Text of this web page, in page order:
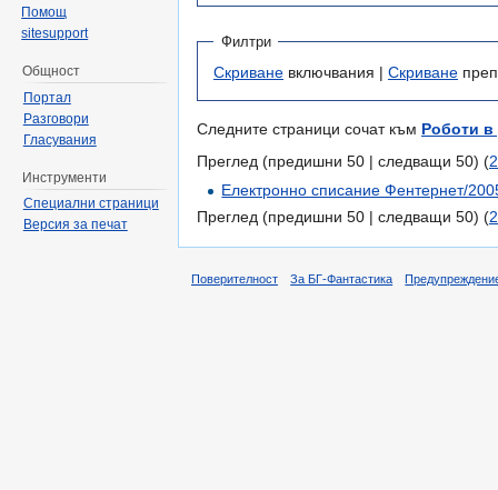
Филтри
Скриване включвания | Скриване
Следните страници сочат към Роботи в
Преглед (предишни 50 | следващи 50) (
Електронно списание Фентернет/
Преглед (предишни 50 | следващи 50) (
Помощ
sitesupport
Общност
Портал
Разговори
Гласувания
Инструменти
Специални страници
Версия за печат
Поверителност За БГ-Фантастика